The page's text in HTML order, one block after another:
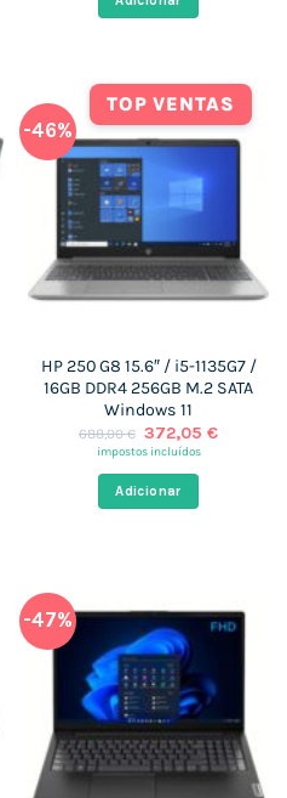
1.089,00 €.
-46%
TOP VENTAS
HP 250 G8 15.6″ / i5-1135G7 /
16GB DDR4 256GB M.2 SATA
Windows 11
688,00€ O
preço
era:
688,00 €.
372,05€O
impostos incluídos
Adicionar
-47%